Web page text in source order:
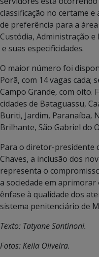
classificação no certame
de preferência para a
Custódia, Administração e
e suas especificidades.
O maior número foi
Porã, com 14 vagas cada;
Campo Grande, com oito.
cidades de Bataguassu,
Buriti, Jardim, Paranaíba,
Brilhante, São Gabriel do
Para o diretor-presidente
Chaves, a inclusão dos
representa o
a sociedade em
ênfase à qualidade dos
sistema penitenciário de
Texto: Tatyane Santinoni.
Fotos: Keila Oliveira.